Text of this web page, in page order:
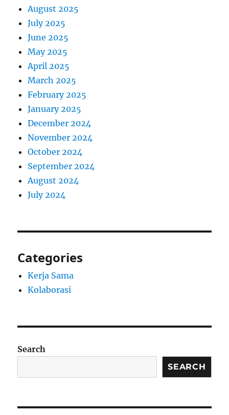
August 2025
July 2025
June 2025
May 2025
April 2025
March 2025
February 2025
January 2025
December 2024
November 2024
October 2024
September 2024
August 2024
July 2024
Categories
Kerja Sama
Kolaborasi
Search
SEARCH